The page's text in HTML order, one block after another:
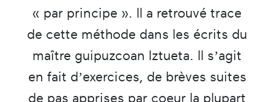
« par principe ». Il a retrouvé trace
de cette méthode dans les écrits du
maître guipuzcoan Iztueta. Il s’agit
en fait d’exercices, de brèves suites
de pas apprises par coeur la plupart